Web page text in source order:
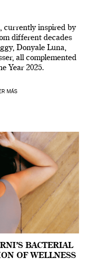
currently inspired by
different decades
Donyale Luna,
all complemented
Year 2025.
MÁS
BACTERIAL
OF WELLNESS